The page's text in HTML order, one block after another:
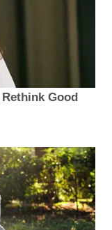
Good